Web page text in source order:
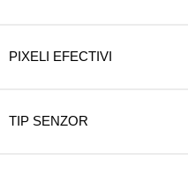
PIXELI EFECTIVI
TIP SENZOR